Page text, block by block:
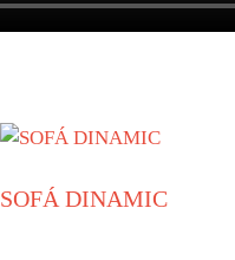
SOFÁ DINAMIC